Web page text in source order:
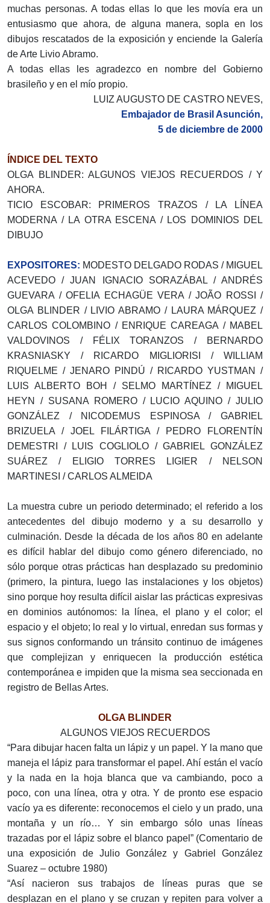
muchas personas. A todas ellas lo que les movía era un
entusiasmo que ahora, de alguna manera, sopla en los
dibujos rescatados de la exposición y enciende la Galería
de Arte Livio Abramo.
A todas ellas les agradezco en nombre del Gobierno
brasileño y en el mío propio.
LUIZ AUGUSTO DE CASTRO NEVES,
Embajador de Brasil Asunción,
5 de diciembre de 2000
ÍNDICE DEL TEXTO
OLGA BLINDER: ALGUNOS VIEJOS RECUERDOS / Y
AHORA.
TICIO ESCOBAR: PRIMEROS TRAZOS / LA LÍNEA
MODERNA / LA OTRA ESCENA / LOS DOMINIOS DEL
DIBUJO
EXPOSITORES: MODESTO DELGADO RODAS / MIGUEL
ACEVEDO / JUAN IGNACIO SORAZÁBAL / ANDRÉS
GUEVARA / OFELIA ECHAGÜE VERA / JOÃO ROSSI /
OLGA BLINDER / LIVIO ABRAMO / LAURA MÁRQUEZ /
CARLOS COLOMBINO / ENRIQUE CAREAGA / MABEL
VALDOVINOS / FÉLIX TORANZOS / BERNARDO
KRASNIASKY / RICARDO MIGLIORISI / WILLIAM
RIQUELME / JENARO PINDÚ / RICARDO YUSTMAN /
LUIS ALBERTO BOH / SELMO MARTÍNEZ / MIGUEL
HEYN / SUSANA ROMERO / LUCIO AQUINO / JULIO
GONZÁLEZ / NICODEMUS ESPINOSA / GABRIEL
BRIZUELA / JOEL FILÁRTIGA / PEDRO FLORENTÍN
DEMESTRI / LUIS COGLIOLO / GABRIEL GONZÁLEZ
SUÁREZ / ELIGIO TORRES LIGIER / NELSON
MARTINESI / CARLOS ALMEIDA
La muestra cubre un periodo determinado; el referido a los
antecedentes del dibujo moderno y a su desarrollo y
culminación. Desde la década de los años 80 en adelante
es difícil hablar del dibujo como género diferenciado, no
sólo porque otras prácticas han desplazado su predominio
(primero, la pintura, luego las instalaciones y los objetos)
sino porque hoy resulta difícil aislar las prácticas expresivas
en dominios autónomos: la línea, el plano y el color; el
espacio y el objeto; lo real y lo virtual, enredan sus formas y
sus signos conformando un tránsito continuo de imágenes
que complejizan y enriquecen la producción estética
contemporánea e impiden que la misma sea seccionada en
registro de Bellas Artes.
OLGA BLINDER
ALGUNOS VIEJOS RECUERDOS
“Para dibujar hacen falta un lápiz y un papel. Y la mano que
maneja el lápiz para transformar el papel. Ahí están el vacío
y la nada en la hoja blanca que va cambiando, poco a
poco, con una línea, otra y otra. Y de pronto ese espacio
vacío ya es diferente: reconocemos el cielo y un prado, una
montaña y un río… Y sin embargo sólo unas líneas
trazadas por el lápiz sobre el blanco papel” (Comentario de
una exposición de Julio González y Gabriel González
Suarez – octubre 1980)
“Así nacieron sus trabajos de líneas puras que se
desplazan en el plano y se cruzan y repiten para volver a